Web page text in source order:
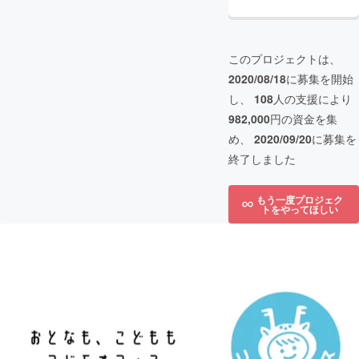
このプロジェクトは、
2020/08/18に募集を開始
し、 108人の支援により
982,000円の資金を集
め、 2020/09/20に募集を
終了しました
もう一度プロジェク
トをやってほしい